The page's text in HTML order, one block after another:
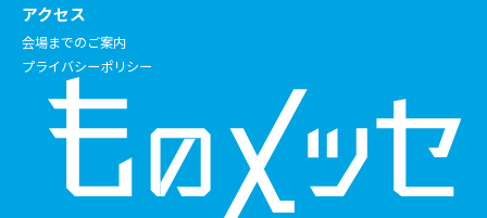
アクセス
会場までのご案内
プライバシーポリシー